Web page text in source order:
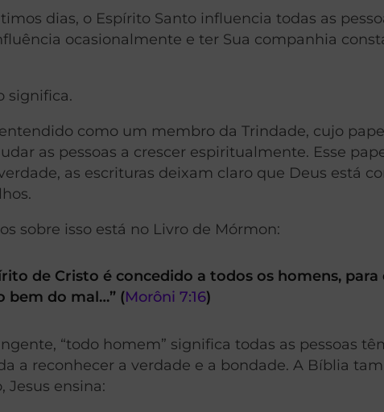
dias, o Espírito Santo influencia todas as
ocasionalmente e ter Sua companhia
significa.
como um membro da Trindade, cujo
as pessoas a crescer espiritualmente. Esse
as escrituras deixam claro que Deus está
sobre isso está no Livro de Mórmon:
de Cristo é concedido a todos os homens, para
bem do mal…” (Morôni 7:16)
“todo homem” significa todas as pessoas
a reconhecer a verdade e a bondade. A Bíblia
Jesus ensina: